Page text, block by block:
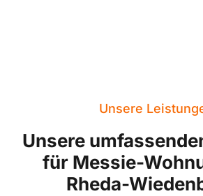
Unsere
Unsere
für Messie-
Rheda-